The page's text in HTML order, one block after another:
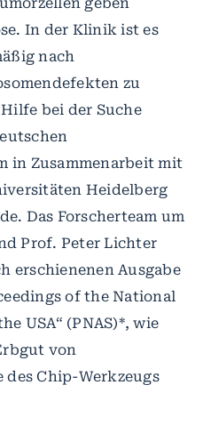
In der Klinik ist es
nach
zu
bei der Suche
in Zusammenarbeit mit
Heidelberg
Das Forscherteam um
Prof. Peter Lichter
erschienenen Ausgabe
of the National
USA“ (PNAS)*, wie
von
Chip-Werkzeugs